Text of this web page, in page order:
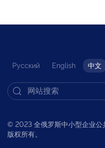
Русский English 中文
© 2023 全俄罗斯中小型企业公
版权所有。